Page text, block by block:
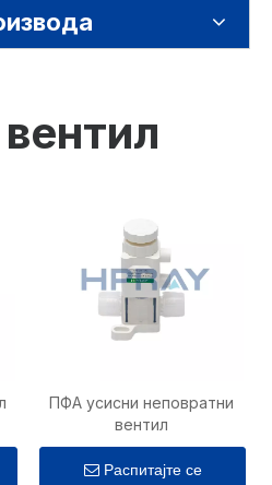
ПФА усисни неповратни
вентил
Распитајте се